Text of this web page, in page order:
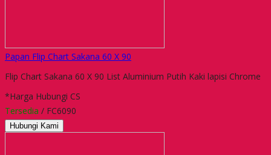
Papan Flip Chart Sakana 60 X 90
Flip Chart Sakana 60 X 90 List Aluminium Putih Kaki lapisi Chrome
*Harga Hubungi CS
Tersedia / FC6090
Hubungi Kami